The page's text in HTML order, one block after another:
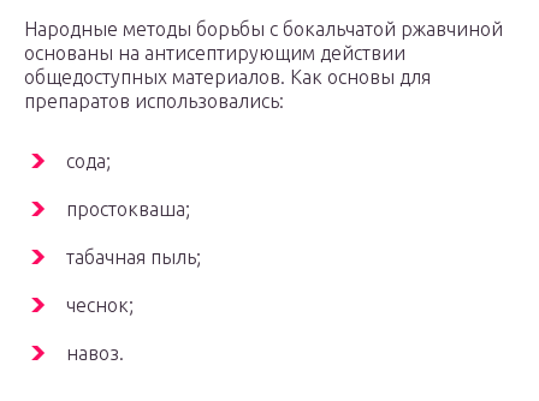
Народные методы борьбы с бокальчатой ржавчиной
основаны на антисептирующим действии
общедоступных материалов. Как основы для
препаратов использовались:
сода;
простокваша;
табачная пыль;
чеснок;
навоз.